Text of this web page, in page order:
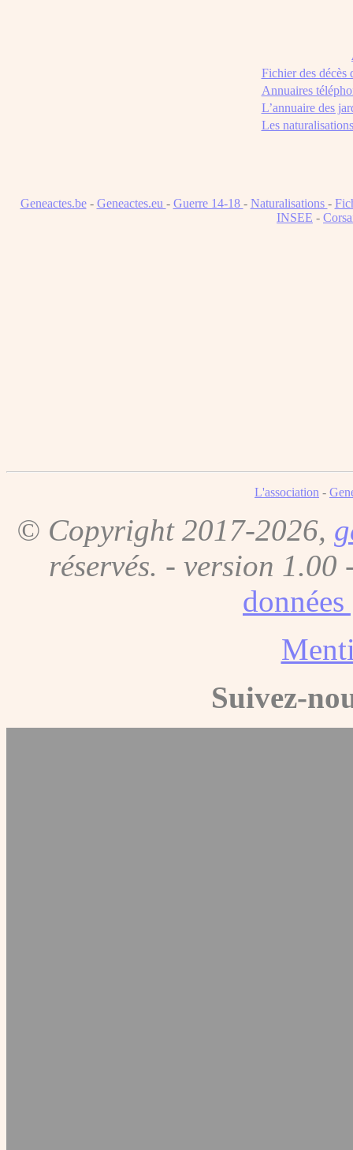
Fichier des décès
Annuaires
L’annuaire des
Les
Geneactes.be- Geneactes.eu - Guerre 14-18 - Naturalisations -
INSEE -
L'association -
© Copyright 2017-2026,
réservés. - version 1.00
Suivez-